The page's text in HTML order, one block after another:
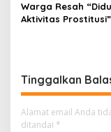
Warga Resah
Aktivitas
Tinggalkan
Alamat email Anda
ditandai *